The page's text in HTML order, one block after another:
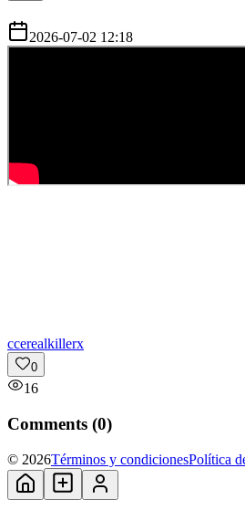
2026-07-02 12:18
ccerealkillerx
0
16
Comments (0)
© 2026Términos y condicionesPolítica